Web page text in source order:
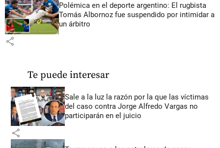
Polémica en el deporte argentino: El rugbista
Tomás Albornoz fue suspendido por intimidar a
un árbitro
share
Te puede interesar
Sale a la luz la razón por la que las víctimas
del caso contra Jorge Alfredo Vargas no
participarán en el juicio
share